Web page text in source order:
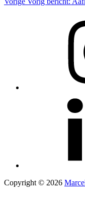
Copyright © 2026